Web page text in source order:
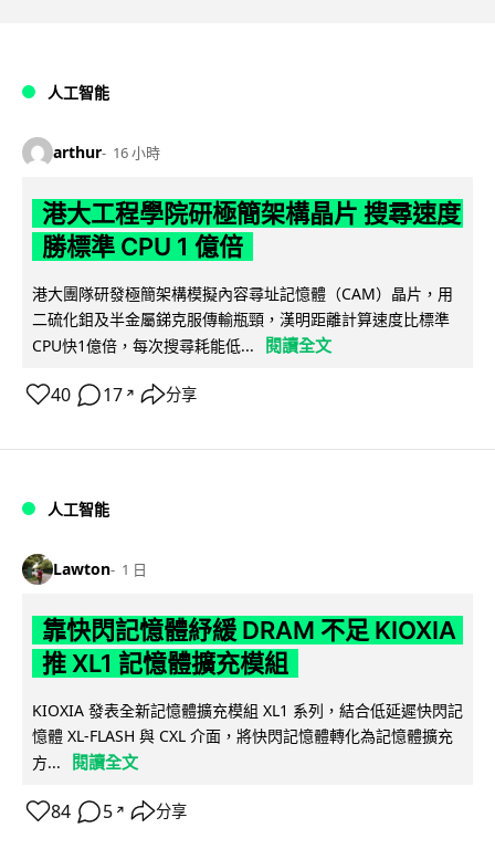
人工智能
arthur 16 小時
港大工程學院研極簡架構晶片 搜尋速度
勝標準 CPU 1 億倍
港大團隊研發極簡架構模擬內容尋址記憶體（CAM）晶片，用
二硫化鉬及半金屬銻克服傳輸瓶頸，漢明距離計算速度比標準
CPU快1億倍，每次搜尋耗能低...
閱讀全文
40 17 ↗ 分享
人工智能
Lawton 1 日
靠快閃記憶體紓緩 DRAM 不足 KIOXIA
推 XL1 記憶體擴充模組
KIOXIA 發表全新記憶體擴充模組 XL1 系列，結合低延遲快閃記
憶體 XL-FLASH 與 CXL 介面，將快閃記憶體轉化為記憶體擴充
方...
閱讀全文
84 5 ↗ 分享